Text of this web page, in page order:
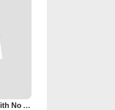
The House With No Address